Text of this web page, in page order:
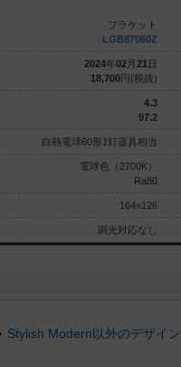
ブラケット
LGB87060Z
2024年02月 21 日
18,700円(税抜)
4.3
97.2
白熱電球60形1灯器具相当
電球色（2700K）
Ra80
164×126
調光対応なし
Stylish Modern以外のデザイン